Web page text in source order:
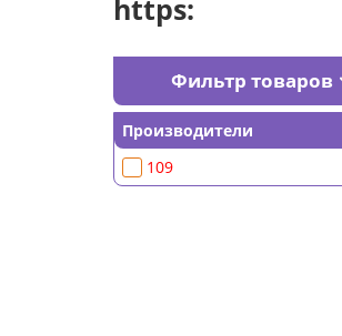
https:
Фильтр товаров
Производители
109